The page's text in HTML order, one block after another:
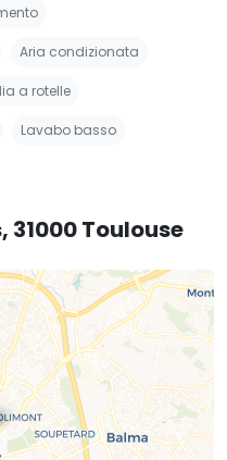
Aria condizionata
a rotelle
Lavabo basso
31000 Toulouse